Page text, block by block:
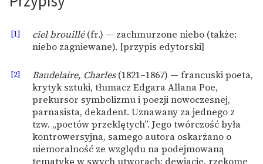
Wolnych Lektur
Materiały promocyjne
Polityka prywatności
Regulamin biblioteki
Dane fundacji i
[1] ciel brouillé(fr.) — zachmurzone niebo (także:
niebo zagniewane). [przypis edytorski]
[2] Baudelaire, Charles(1821–1867) — francuski poeta,
krytyk sztuki, tłumacz Edgara Allana Poe,
prekursor symbolizmu i poezji nowoczesnej,
parnasista, dekadent. Uznawany za jednego z
tzw. „poetów przeklętych”. Jego twórczość była
kontrowersyjna, samego autora oskarżano o
niemoralność ze względu na podejmowaną
tematykę w swych utworach: dewiacje, rzekome